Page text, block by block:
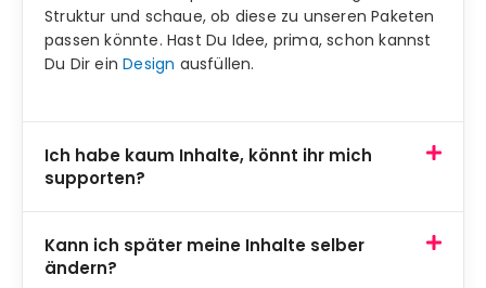
Struktur und schaue, ob diese zu unseren Paketen
passen könnte. Hast Du Idee, prima, schon kannst
Du Dir einDesign ausfüllen.
Ich habe kaum Inhalte, könnt ihr mich
supporten?
Kann ich später meine Inhalte selber
ändern?